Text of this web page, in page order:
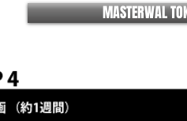
MASTERWAL